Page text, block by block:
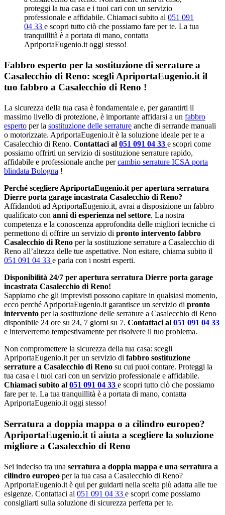
proteggi la tua casa e i tuoi cari con un servizio
professionale e affidabile. Chiamaci subito al 051 091
04 33 e scopri tutto ciò che possiamo fare per te. La tua
tranquillità è a portata di mano, contatta
ApriportaEugenio.it oggi stesso!
Fabbro esperto per la sostituzione di serrature a
Casalecchio di Reno: scegli ApriportaEugenio.it il
tuo fabbro a Casalecchio di Reno !
La sicurezza della tua casa è fondamentale e, per garantirti il
massimo livello di protezione, è importante affidarsi a un fabbro
esperto per la sostituzione delle serrature anche di serrande manuali
o motorizzate. ApriportaEugenio.it è la soluzione ideale per te a
Casalecchio di Reno. Contattaci al 051 091 04 33 e scopri come
possiamo offrirti un servizio di sostituzione serrature rapido,
affidabile e professionale anche percambio serrature ICSA porta
blindata Bologna !
Perché scegliere ApriportaEugenio.it per apertura serratura
Dierre porta garage incastrata Casalecchio di Reno?
Affidandoti ad ApriportaEugenio.it, avrai a disposizione un fabbro
qualificato con anni di esperienza nel settore. La nostra
competenza e la conoscenza approfondita delle migliori tecniche ci
permettono di offrire un servizio di pronto intervento fabbro
Casalecchio di Reno per la sostituzione serrature a Casalecchio di
Reno all’altezza delle tue aspettative. Non esitare, chiama subito il
051 091 04 33 e parla con i nostri esperti.
Disponibilità 24/7 per apertura serratura Dierre porta garage
incastrata Casalecchio di Reno!
Sappiamo che gli imprevisti possono capitare in qualsiasi momento,
ecco perché ApriportaEugenio.it garantisce un servizio di pronto
intervento per la sostituzione delle serrature a Casalecchio di Reno
disponibile 24 ore su 24, 7 giorni su 7. Contattaci al 051 091 04 33
e interverremo tempestivamente per risolvere il tuo problema.
Non compromettere la sicurezza della tua casa: scegli
ApriportaEugenio.it per un servizio di fabbro sostituzione
serrature a Casalecchio di Reno su cui puoi contare. Proteggi la
tua casa e i tuoi cari con un servizio professionale e affidabile.
Chiamaci subito al 051 091 04 33 e scopri tutto ciò che possiamo
fare per te. La tua tranquillità è a portata di mano, contatta
ApriportaEugenio.it oggi stesso!
Serratura a doppia mappa o a cilindro europeo?
ApriportaEugenio.it ti aiuta a scegliere la soluzione
migliore a Casalecchio di Reno
Sei indeciso tra una serratura a doppia mappa e una serratura a
cilindro europeo per la tua casa a Casalecchio di Reno?
ApriportaEugenio.it è qui per guidarti nella scelta più adatta alle tue
esigenze. Contattaci al 051 091 04 33 e scopri come possiamo
consigliarti sulla soluzione di sicurezza perfetta per te.